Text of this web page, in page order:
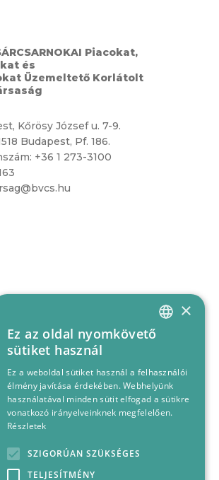
Piacokat,
és
Üzemeltető Korlátolt
Kőrösy József u. 7-9.
Budapest, Pf. 186.
+36 1 273-3100
ADATOK –
HUNGARIAN
×
Ez az oldal nyomkövető
sütiket használ
Ez a weboldal sütiket használ a felhasználói
élmény javítása érdekében. Webhelyünk
használatával minden sütit elfogad a sütikre
vonatkozó irányelveinknek megfelelően.
Részletek
SZIGORÚAN SZÜKSÉGES
TELJESÍTMÉNY